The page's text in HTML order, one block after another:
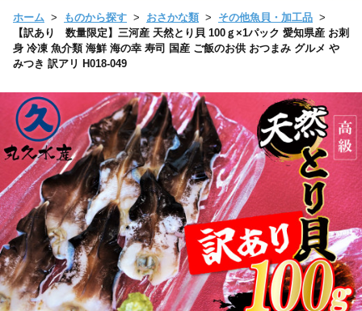
ホーム ものから探す おさかな類
その他魚貝・加工品
【訳あり 数量限定】三河産 天然とり貝 100ｇ×1パック 愛知県産 お刺
身 冷凍 魚介類 海鮮 海の幸 寿司 国産 ご飯のお供 おつまみ グルメ や
みつき 訳アリ H018-049